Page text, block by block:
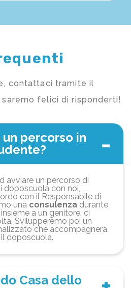
contattaci tramite il
felici di risponderti!
percorso in
avviare un percorso di
doposcuola con noi,
con il Responsabile di
una consulenza durante
a un genitore, ci
Svilupperemo poi un
che accompagnerà
doposcuola.
Casa dello